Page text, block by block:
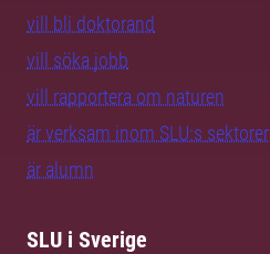
vill bli doktorand
vill söka jobb
vill rapportera om naturen
är verksam inom SLU:s sektorer
är alumn
SLU i Sverige